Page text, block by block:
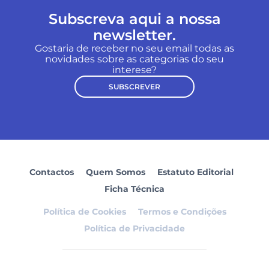
Subscreva aqui a nossa
newsletter.
Gostaria de receber no seu email todas as
novidades sobre as categorias do seu
interese?
SUBSCREVER
Contactos Quem Somos
Estatuto Editorial
Ficha Técnica
Política de Cookies
Termos e Condições
Política de Privacidade